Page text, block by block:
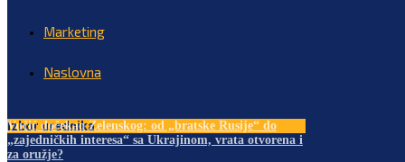
Marketing
Naslovna
Izbor urednika
Vučić dočekao Zelenskog: od „bratske Rusije“ do
„zajedničkih interesa“ sa Ukrajinom, vrata otvorena i
za oružje?